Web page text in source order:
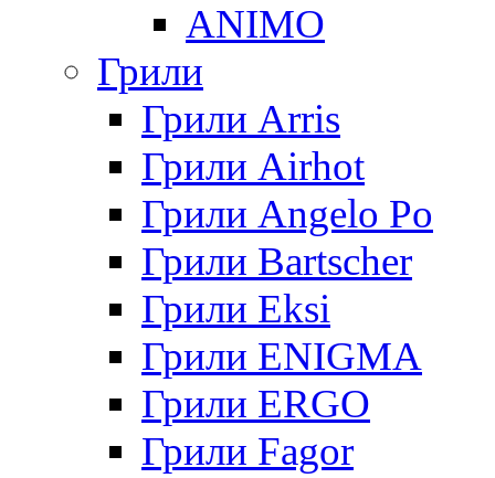
ANIMO
Грили
Грили Arris
Грили Airhot
Грили Angelo Po
Грили Bartscher
Грили Eksi
Грили ENIGMA
Грили ERGO
Грили Fagor